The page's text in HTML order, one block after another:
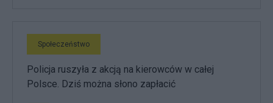
Społeczeństwo
Policja ruszyła z akcją na kierowców w całej
Polsce. Dziś można słono zapłacić